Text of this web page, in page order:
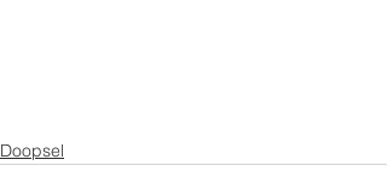
Doopsel